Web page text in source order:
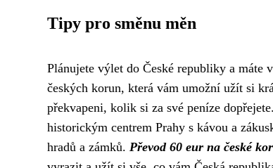
Tipy pro směnu měn
Plánujete výlet do České republiky a máte
českých korun, která vám umožní užít si
překvapeni, kolik si za své peníze
historickým centrem Prahy s kávou a
hradů a zámků. Převod 60 eur na české